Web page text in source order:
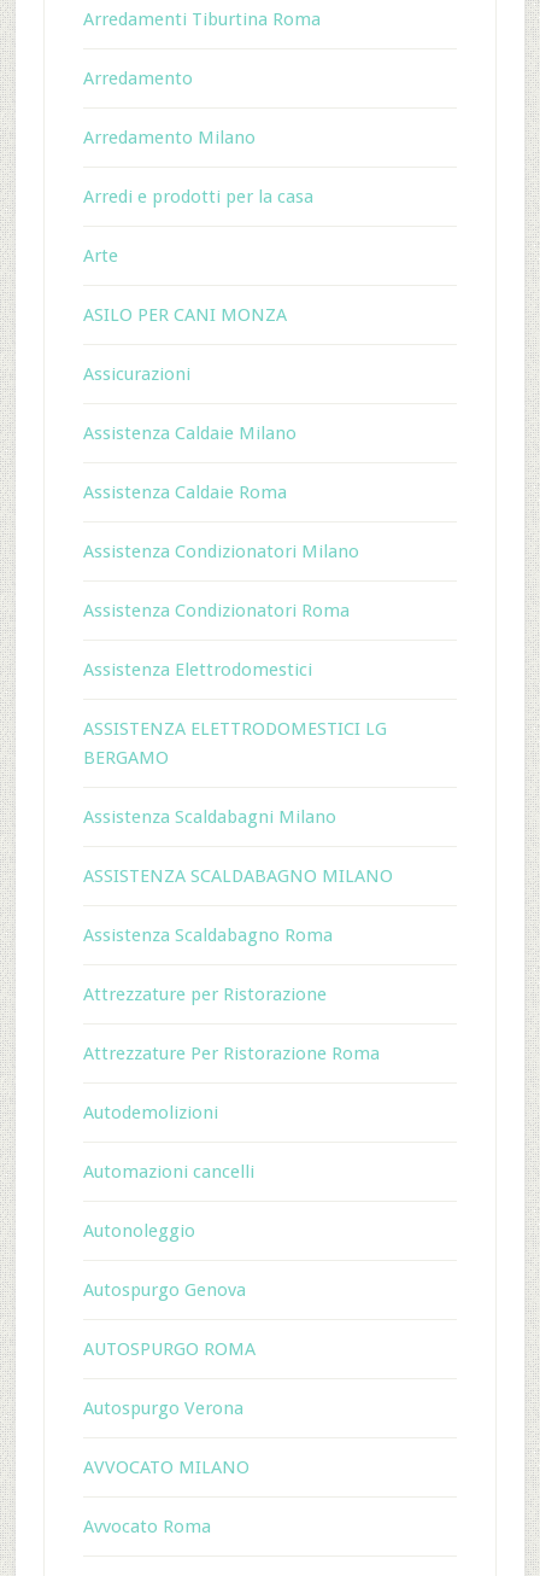
Arredamenti Tiburtina Roma
Arredamento
Arredamento Milano
Arredi e prodotti per la casa
Arte
ASILO PER CANI MONZA
Assicurazioni
Assistenza Caldaie Milano
Assistenza Caldaie Roma
Assistenza Condizionatori Milano
Assistenza Condizionatori Roma
Assistenza Elettrodomestici
ASSISTENZA ELETTRODOMESTICI LG
BERGAMO
Assistenza Scaldabagni Milano
ASSISTENZA SCALDABAGNO MILANO
Assistenza Scaldabagno Roma
Attrezzature per Ristorazione
Attrezzature Per Ristorazione Roma
Autodemolizioni
Automazioni cancelli
Autonoleggio
Autospurgo Genova
AUTOSPURGO ROMA
Autospurgo Verona
AVVOCATO MILANO
Avvocato Roma